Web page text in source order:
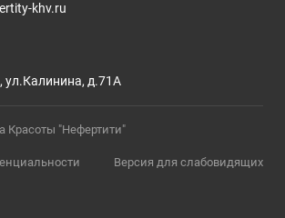
khv.ru
ул.Калинина, д.71А
Красоты "Нефертити"
Версия для слабовидящих